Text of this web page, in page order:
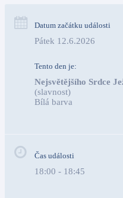
Datum začátku události
Pátek 12.6.2026
Tento den je:
Nejsvětějšího Srdce
(slavnost)
Bílá
Čas události
18:00 - 18:45